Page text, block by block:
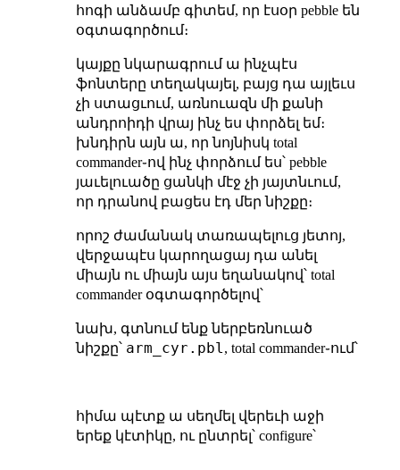
հոգի անձամբ գիտեմ, որ էսօր pebble են
օգտագործում։
կայքը նկարագրում ա ինչպէս
ֆոնտերը տեղակայել, բայց դա այլեւս
չի ստացւում, առնուազն մի քանի
անդրոիդի վրայ ինչ ես փորձել եմ։
խնդիրն այն ա, որ նոյնիսկ total
commander֊ով ինչ փորձում ես՝ pebble
յաւելուածը ցանկի մէջ չի յայտնւում,
որ դրանով բացես էդ մեր նիշքը։
որոշ ժամանակ տառապելուց յետոյ,
վերջապէս կարողացայ դա անել
միայն ու միայն այս եղանակով՝ total
commander օգտագործելով՝
նախ, գտնում ենք ներբեռնուած
նիշքը՝ arm_cyr.pbl , total commander֊ում՝
հիմա պէտք ա սեղմել վերեւի աջի
երեք կէտիկը, ու ընտրել՝ configure՝